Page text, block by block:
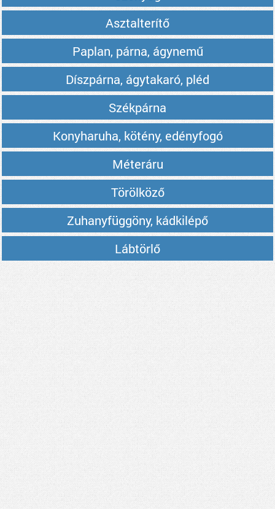
Asztalterítő
Paplan, párna, ágynemű
Díszpárna, ágytakaró, pléd
Székpárna
Konyharuha, kötény, edényfogó
Méteráru
Törölköző
Zuhanyfüggöny, kádkilépő
Lábtörlő